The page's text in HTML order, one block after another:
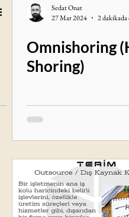
Sedat Onat
27 Mar 2024
2
Omnishoring
Shoring)